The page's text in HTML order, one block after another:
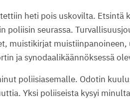
heti pois uskovilta. Etsintä
poliisin seurassa.
muistikirjat
ja synodaalikäännöksessä
poliisiasemalle. Odotin
Yksi poliiseista kysyi